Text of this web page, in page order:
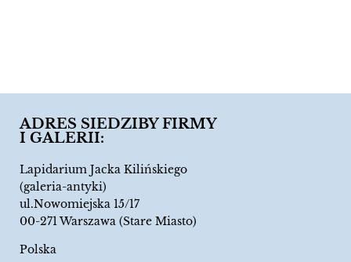
ADRES SIEDZIBY FIRMY
I GALERII:
Lapidarium Jacka Kilińskiego
(galeria-antyki)
ul.Nowomiejska 15/17
00-271 Warszawa (Stare Miasto)
Polska